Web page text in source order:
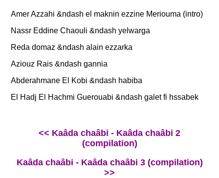
Amer Azzahi &ndash el maknin ezzine Meriouma (intro)
Nassr Eddine Chaouli &ndash yelwarga
Reda domaz &ndash alain ezzarka
Aziouz Rais &ndash gannia
Abderahmane El Kobi &ndash habiba
El Hadj El Hachmi Guerouabi &ndash galet fi hssabek
<< Kaâda chaâbi - Kaâda chaâbi 2
(compilation)
Kaâda chaâbi - Kaâda chaâbi 3 (compilation)
>>